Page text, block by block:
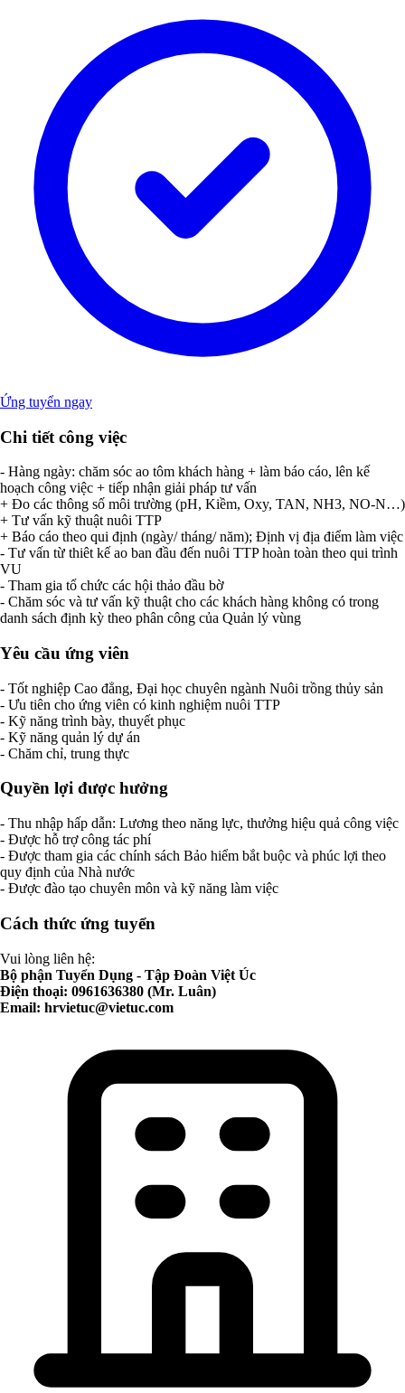
Ứng tuyển ngay
Chi tiết công việc
- Hàng ngày: chăm sóc ao tôm khách hàng + làm báo cáo, lên kế
hoạch công việc + tiếp nhận giải pháp tư vấn
+ Đo các thông số môi trường (pH, Kiềm, Oxy, TAN, NH3, NO-N…)
+ Tư vấn kỹ thuật nuôi TTP
+ Báo cáo theo qui định (ngày/ tháng/ năm); Định vị địa điểm làm việc
- Tư vấn từ thiêt kế ao ban đầu đến nuôi TTP hoàn toàn theo qui trình
VU
- Tham gia tổ chức các hội thảo đầu bờ
- Chăm sóc và tư vấn kỹ thuật cho các khách hàng không có trong
danh sách định kỳ theo phân công của Quản lý vùng
Yêu cầu ứng viên
- Tốt nghiệp Cao đẳng, Đại học chuyên ngành Nuôi trồng thủy sản
- Ưu tiên cho ứng viên có kinh nghiệm nuôi TTP
- Kỹ năng trình bày, thuyết phục
- Kỹ năng quản lý dự án
- Chăm chỉ, trung thực
Quyền lợi được hưởng
- Thu nhập hấp dẫn: Lương theo năng lực, thưởng hiệu quả công việc
- Được hỗ trợ công tác phí
- Được tham gia các chính sách Bảo hiểm bắt buộc và phúc lợi theo
quy định của Nhà nước
- Được đào tạo chuyên môn và kỹ năng làm việc
Cách thức ứng tuyển
Vui lòng liên hệ:
Bộ phận Tuyển Dụng - Tập Đoàn Việt Úc
Điện thoại: 0961636380 (Mr. Luân)
Email: hrvietuc@vietuc.com